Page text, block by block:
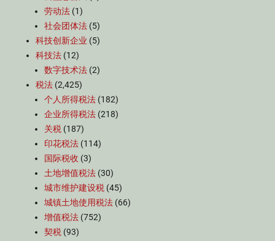
劳动法 (1)
社会团体法 (5)
科技创新企业 (5)
科技法 (12)
数字技术法 (2)
税法 (2,425)
个人所得税法 (182)
企业所得税法 (218)
关税 (187)
印花税法 (114)
国际税收 (3)
土地增值税法 (30)
城市维护建设税 (45)
城镇土地使用税法 (66)
增值税法 (752)
契税 (93)